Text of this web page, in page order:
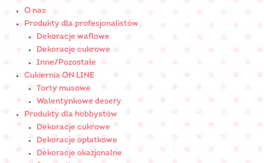
O nas
Produkty dla profesjonalistów
Dekoracje waflowe
Dekoracje cukrowe
Inne/Pozostałe
Cukiernia ON LINE
Torty musowe
Walentynkowe desery
Produkty dla hobbystów
Dekoracje cukrowe
Dekoracje opłatkowe
Dekoracje okazjonalne